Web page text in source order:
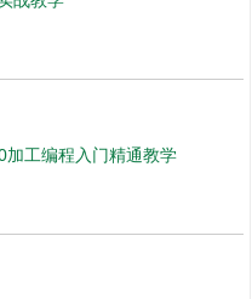
加工编程入门精通教学